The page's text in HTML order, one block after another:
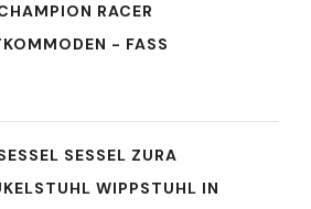
RACER
- FASS
SESSEL ZURA
WIPPSTUHL IN